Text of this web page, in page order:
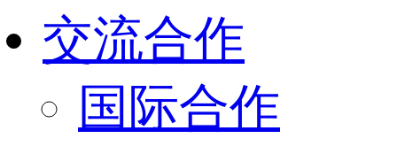
交流合作
国际合作